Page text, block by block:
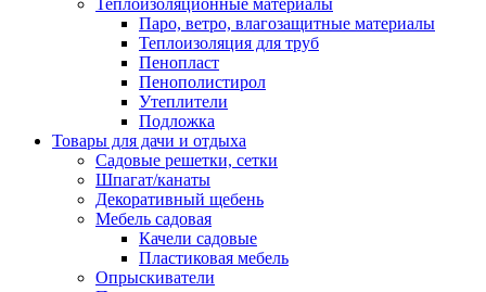
Теплоизоляционные материалы
Паро, ветро, влагозащитные материалы
Теплоизоляция для труб
Пенопласт
Пенополистирол
Утеплители
Подложка
Товары для дачи и отдыха
Садовые решетки, сетки
Шпагат/канаты
Декоративный щебень
Мебель садовая
Качели садовые
Пластиковая мебель
Опрыскиватели